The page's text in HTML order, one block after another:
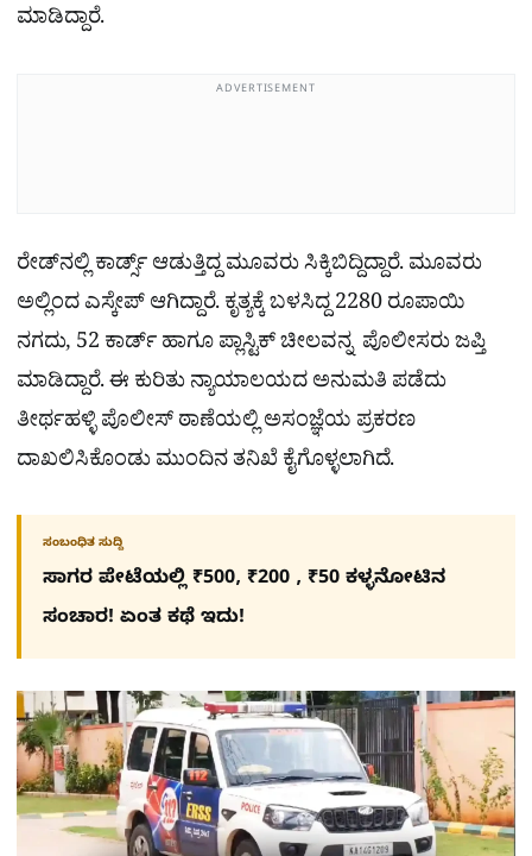
ಮಾಡಿದ್ದಾರೆ.
ADVERTISEMENT
ರೇಡ್​ನಲ್ಲಿ ಕಾರ್ಡ್ಸ್​ ಆಡುತ್ತಿದ್ದ ಮೂವರು ಸಿಕ್ಕಿಬಿದ್ದಿದ್ದಾರೆ. ಮೂವರು
ಅಲ್ಲಿಂದ ಎಸ್ಕೇಪ್ ಆಗಿದ್ದಾರೆ. ಕೃತ್ಯಕ್ಕೆ ಬಳಸಿದ್ದ 2280 ರೂಪಾಯಿ
ನಗದು, 52 ಕಾರ್ಡ್‌ ಹಾಗೂ ಪ್ಲಾಸ್ಟಿಕ್ ಚೀಲವನ್ನ ಪೊಲೀಸರು ಜಪ್ತಿ
ಮಾಡಿದ್ದಾರೆ. ಈ ಕುರಿತು ನ್ಯಾಯಾಲಯದ ಅನುಮತಿ ಪಡೆದು
ತೀರ್ಥಹಳ್ಳಿ ಪೊಲೀಸ್ ಠಾಣೆಯಲ್ಲಿ ಅಸಂಜ್ಞೆಯ ಪ್ರಕರಣ
ದಾಖಲಿಸಿಕೊಂಡು ಮುಂದಿನ ತನಿಖೆ ಕೈಗೊಳ್ಳಲಾಗಿದೆ.
ಸಂಬಂಧಿತ ಸುದ್ದಿ
ಸಾಗರ ಪೇಟೆಯಲ್ಲಿ ₹500, ₹200 , ₹50 ಕಳ್ಳನೋಟಿನ
ಸಂಚಾರ! ಏಂತ ಕಥೆ ಇದು!